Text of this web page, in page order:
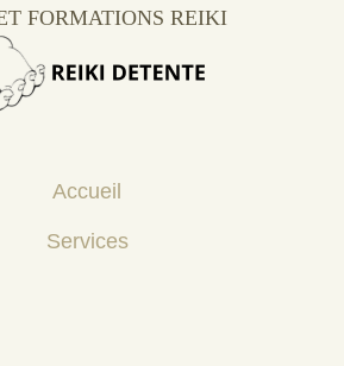
FORMATIONS REIKI
Accueil
Services